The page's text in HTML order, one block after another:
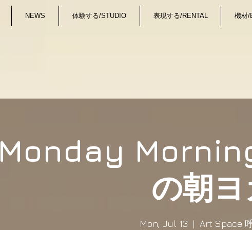
NEWS 体験する/STUDIO 表現する/RENTAL 機材/
Monday
の朝
Mon, Jul 13
  |
Art Space